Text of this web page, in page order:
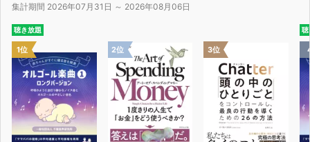
集計期間 2026年07月31日 ～ 2026年08月06日
聴き放題
1位 2位 3位
聴